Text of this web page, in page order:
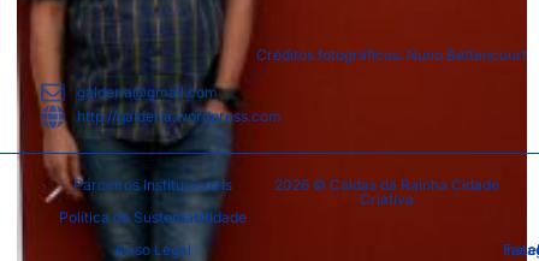
Créditos fotográficos: Nuno Bettencourt
galderia@gmail.com
http://galderia.wordpress.com
Parceiros Institucionais
Política de Sustentabilidade
Aviso Legal
2026 © Caldas da Rainha Cidade
Criativa